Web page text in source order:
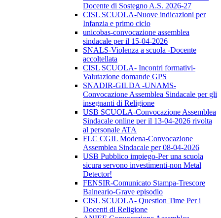
Docente di Sostegno A.S. 2026-27
CISL SCUOLA-Nuove indicazioni per
Infanzia e primo ciclo
unicobas-convocazione assemblea
sindacale per il 15-04-2026
SNALS-Violenza a scuola -Docente
accoltellata
CISL SCUOLA- Incontri formativi-
Valutazione domande GPS
SNADIR-GILDA -UNAMS-
Convocazione Assemblea Sindacale per gli
insegnanti di Religione
USB SCUOLA-Convocazione Assemblea
Sindacale online per il 13-04-2026 rivolta
al personale ATA
FLC CGIL Modena-Convocazione
Assemblea Sindacale per 08-04-2026
USB Pubblico impiego-Per una scuola
sicura servono investimenti-non Metal
Detector!
FENSIR-Comunicato Stampa-Trescore
Balneario-Grave episodio
CISL SCUOLA- Question Time Per i
Docenti di Religione